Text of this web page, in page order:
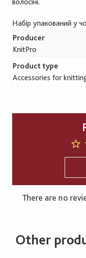
Набір упакований у
Producer
KnitPro
Product type
Accessories for
There are no
Other